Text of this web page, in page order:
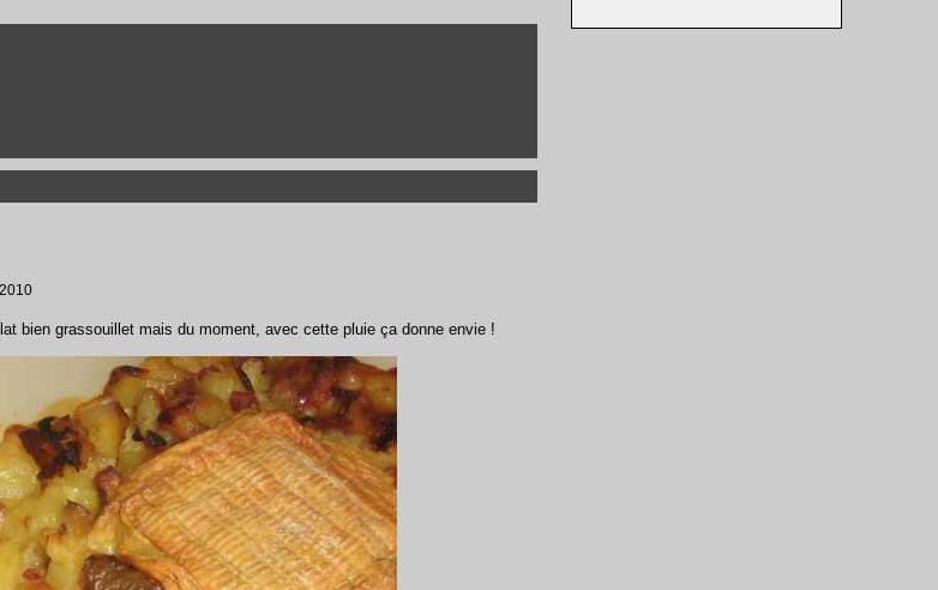
bien grassouillet mais du moment, avec cette pluie ça donne envie !